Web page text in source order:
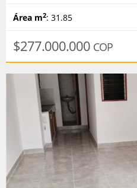
Área m2: 31.85
$277.000.000 COP